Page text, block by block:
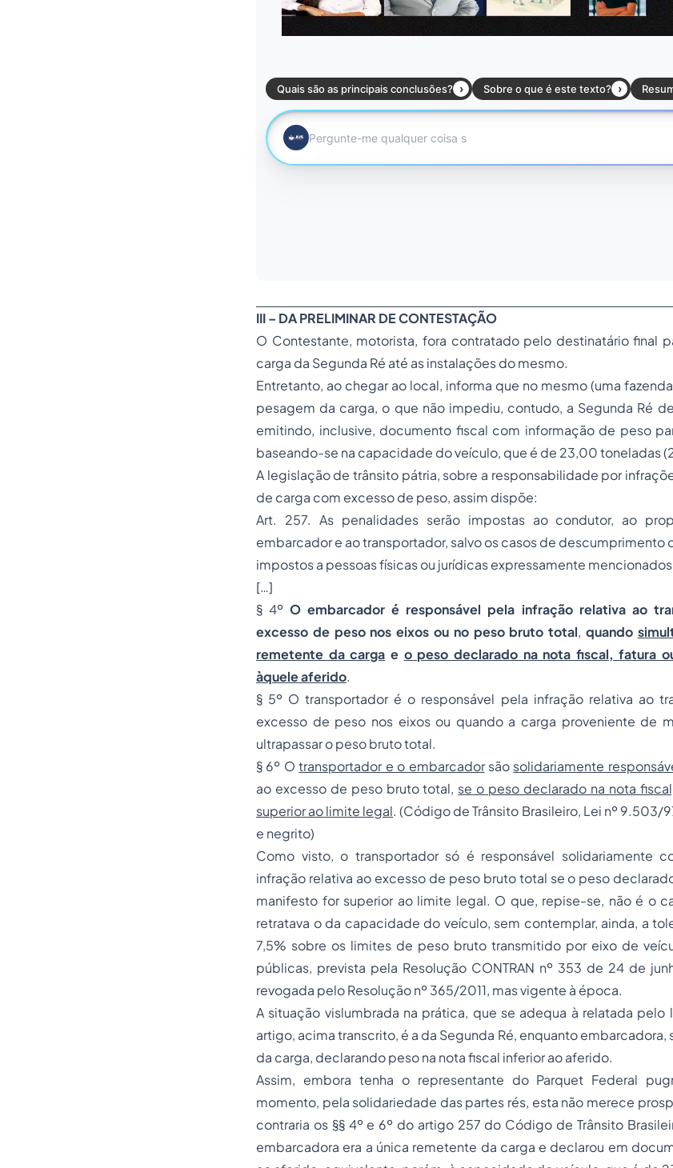
III – DA PRELIMINAR DE CONTESTAÇÃO
O Contestante, motorista, fora contratado pelo destinatário final
carga da Segunda Ré até as instalações do mesmo.
Entretanto, ao chegar ao local, informa que no mesmo (uma
pesagem da carga, o que não impediu, contudo, a Segunda Ré
emitindo, inclusive, documento fiscal com informação de peso
baseando-se na capacidade do veículo, que é de 23,00 toneladas
A legislação de trânsito pátria, sobre a responsabilidade por
de carga com excesso de peso, assim dispõe:
Art. 257. As penalidades serão impostas ao condutor, ao
embarcador e ao transportador, salvo os casos de descumprimento
impostos a pessoas físicas ou jurídicas expressamente
[…]
§ 4ºO embarcador é responsável pela infração relativa ao
excesso de peso nos eixos ou no peso bruto total, quando
remetente da carga e o peso declarado na nota fiscal, fatura
àquele aferido.
§ 5º O transportador é o responsável pela infração relativa ao
excesso de peso nos eixos ou quando a carga proveniente de
ultrapassar o peso bruto total.
§ 6º Otransportador e o embarcadorsão solidariamente
ao excesso de peso bruto total, se o peso declarado na nota
superior ao limite legal. (Código de Trânsito Brasileiro, Lei nº 9.503/
e negrito)
Como visto, o transportador só é responsável solidariamente
infração relativa ao excesso de peso bruto total se o peso
manifesto for superior ao limite legal. O que, repise-se, não é o
retratava o da capacidade do veículo, sem contemplar, ainda, a
7,5% sobre os limites de peso bruto transmitido por eixo de
públicas, prevista pela Resolução CONTRAN nº 353 de 24 de
revogada pelo Resolução nº 365/2011, mas vigente à época.
A situação vislumbrada na prática, que se adequa à relatada pelo
artigo, acima transcrito, é a da Segunda Ré, enquanto
da carga, declarando peso na nota fiscal inferior ao aferido.
Assim, embora tenha o representante do Parquet Federal
momento, pela solidariedade das partes rés, esta não merece
contraria os §§ 4º e 6º do artigo 257 do Código de Trânsito
embarcadora era a única remetente da carga e declarou em